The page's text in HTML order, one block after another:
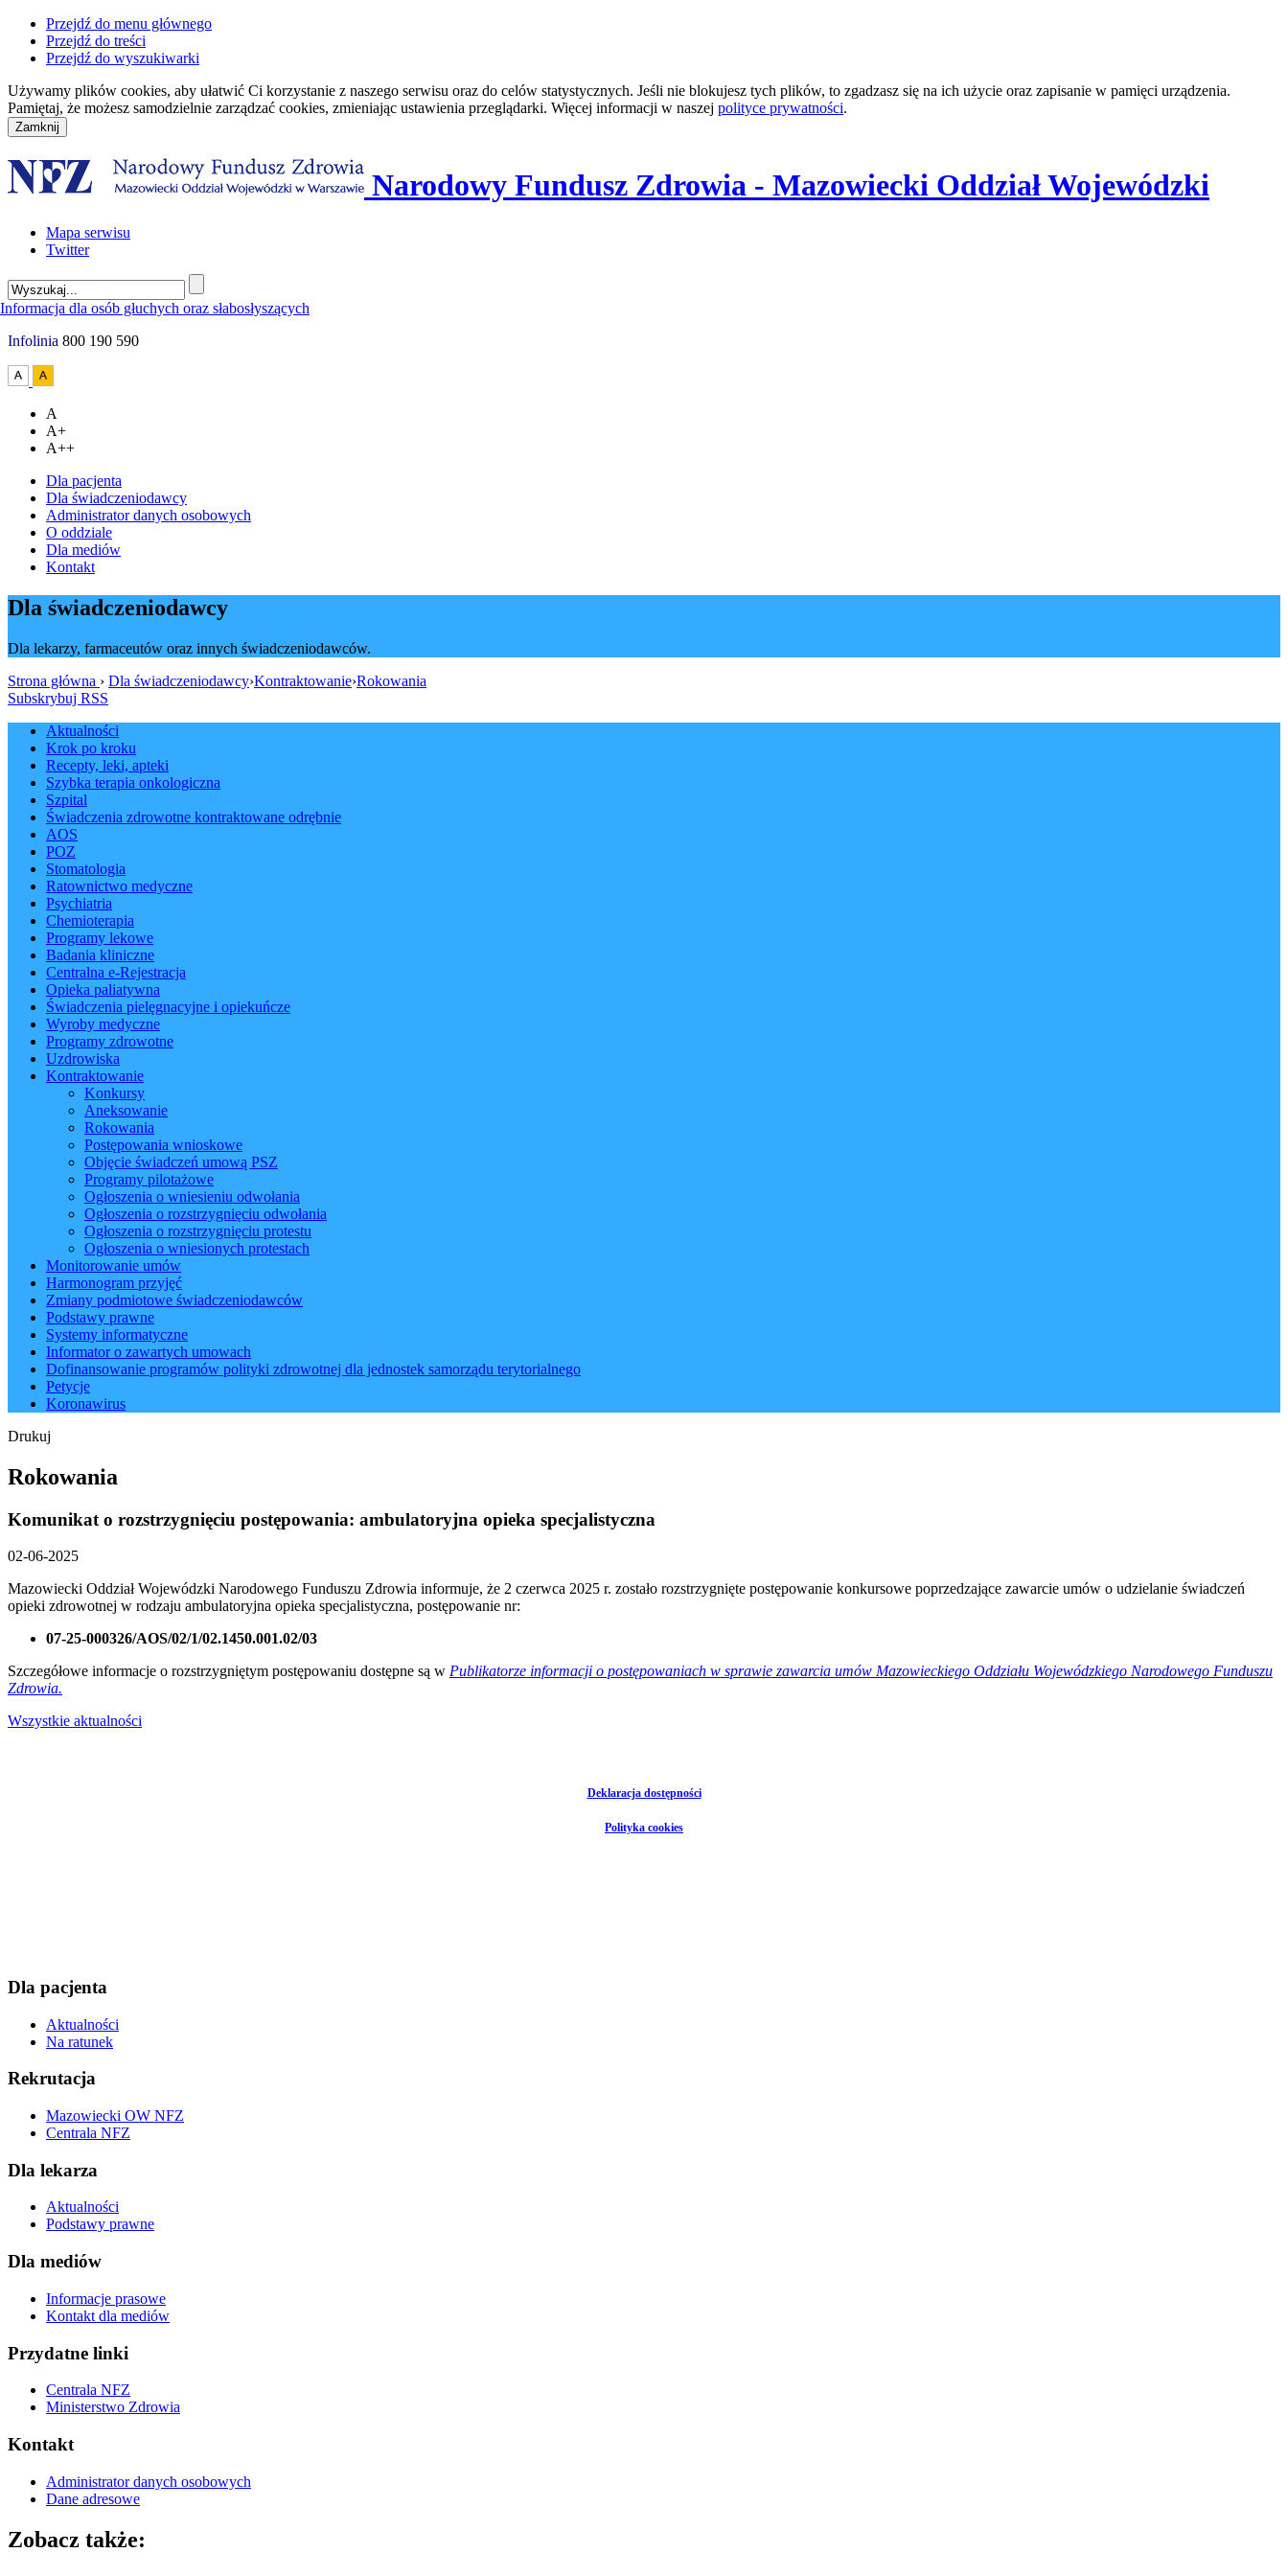
Przejdź do menu głównego
Przejdź do treści
Przejdź do wyszukiwarki
Używamy plików cookies, aby ułatwić Ci korzystanie z naszego serwisu oraz do celów statystycznych. Jeśli nie blokujesz tych plików, to zgadzasz się na ich użycie oraz zapisanie w pamięci urządzenia.
Pamiętaj, że możesz samodzielnie zarządzać cookies, zmieniając ustawienia przeglądarki. Więcej informacji w naszej polityce prywatności.
Narodowy Fundusz Zdrowia - Mazowiecki Oddział Wojewódzki
Mapa serwisu
Twitter
Infolinia 800 190 590
A
A+
A++
Dla pacjenta
Dla świadczeniodawcy
Administrator danych osobowych
O oddziale
Dla mediów
Kontakt
Dla świadczeniodawcy
Dla lekarzy, farmaceutów oraz innych świadczeniodawców.
Strona główna › Dla świadczeniodawcy›Kontraktowanie›Rokowania
Subskrybuj RSS
Aktualności
Krok po kroku
Recepty, leki, apteki
Szybka terapia onkologiczna
Szpital
Świadczenia zdrowotne kontraktowane odrębnie
AOS
POZ
Stomatologia
Ratownictwo medyczne
Psychiatria
Chemioterapia
Programy lekowe
Badania kliniczne
Centralna e-Rejestracja
Opieka paliatywna
Świadczenia pielęgnacyjne i opiekuńcze
Wyroby medyczne
Programy zdrowotne
Uzdrowiska
Kontraktowanie
Konkursy
Aneksowanie
Rokowania
Postępowania wnioskowe
Objęcie świadczeń umową PSZ
Programy pilotażowe
Ogłoszenia o wniesieniu odwołania
Ogłoszenia o rozstrzygnięciu odwołania
Ogłoszenia o rozstrzygnięciu protestu
Ogłoszenia o wniesionych protestach
Monitorowanie umów
Harmonogram przyjęć
Zmiany podmiotowe świadczeniodawców
Podstawy prawne
Systemy informatyczne
Informator o zawartych umowach
Dofinansowanie programów polityki zdrowotnej dla jednostek samorządu terytorialnego
Petycje
Koronawirus
Drukuj
Rokowania
Komunikat o rozstrzygnięciu postępowania: ambulatoryjna opieka specjalistyczna
02-06-2025
Mazowiecki Oddział Wojewódzki Narodowego Funduszu Zdrowia informuje, że 2 czerwca 2025 r. zostało rozstrzygnięte postępowanie konkursowe poprzedzające zawarcie umów o udzielanie świadczeń
opieki zdrowotnej w rodzaju ambulatoryjna opieka specjalistyczna, postępowanie nr:
07-25-000326/AOS/02/1/02.1450.001.02/03
Szczegółowe informacje o rozstrzygniętym postępowaniu dostępne są w Publikatorze informacji o postępowaniach w sprawie zawarcia umów Mazowieckiego Oddziału Wojewódzkiego Narodowego Funduszu
Zdrowia.
Wszystkie aktualności
Deklaracja dostępności
Polityka cookies
Dla pacjenta
Aktualności
Na ratunek
Rekrutacja
Mazowiecki OW NFZ
Centrala NFZ
Dla lekarza
Aktualności
Podstawy prawne
Dla mediów
Informacje prasowe
Kontakt dla mediów
Przydatne linki
Centrala NFZ
Ministerstwo Zdrowia
Kontakt
Administrator danych osobowych
Dane adresowe
Zobacz także: